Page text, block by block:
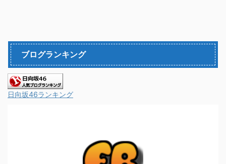
ブログランキング
日向坂46ランキング